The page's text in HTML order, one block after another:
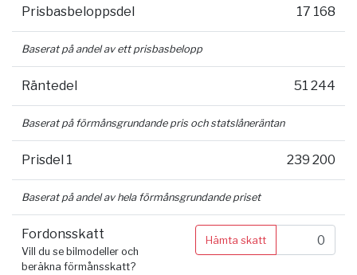
Prisbasbeloppsdel 17 168
Baserat på andel av ett prisbasbelopp
Räntedel 51 244
Baserat på förmånsgrundande pris och statslåneräntan
Prisdel 1 239 200
Baserat på andel av hela förmånsgrundande priset
Fordonsskatt
Vill du se bilmodeller och
beräkna förmånsskatt?
Hämta skatt